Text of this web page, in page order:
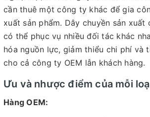
cần thuê một công ty khác để gia
xuất sản phẩm. Dây chuyền sản xuất
có thể phục vụ nhiều đối tác khác
hóa nguồn lực, giảm thiểu chi phí và
cho cả công ty OEM lẫn khách hàng.
Ưu và nhược điểm của mỗi
Hàng OEM: